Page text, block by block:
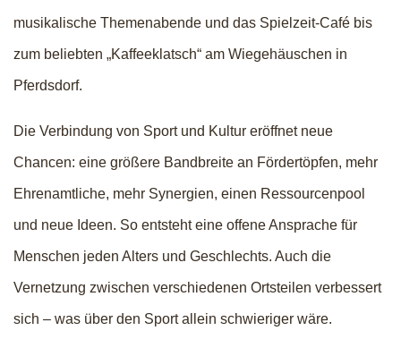
musikalische Themenabende und das Spielzeit-Café bis
zum beliebten „Kaffeeklatsch“ am Wiegehäuschen in
Pferdsdorf.
Die Verbindung von Sport und Kultur eröffnet neue
Chancen: eine größere Bandbreite an Fördertöpfen, mehr
Ehrenamtliche, mehr Synergien, einen Ressourcenpool
und neue Ideen. So entsteht eine offene Ansprache für
Menschen jeden Alters und Geschlechts. Auch die
Vernetzung zwischen verschiedenen Ortsteilen verbessert
sich – was über den Sport allein schwieriger wäre.